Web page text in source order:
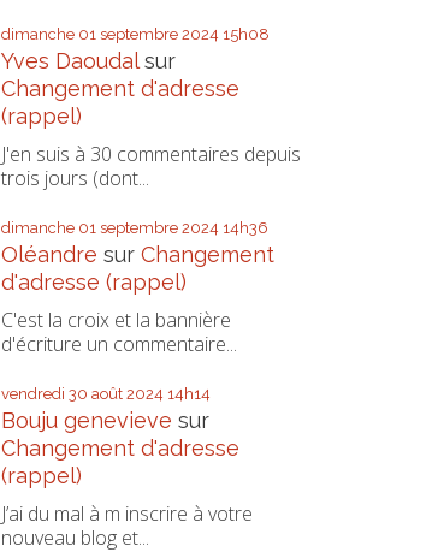
dimanche 01 septembre 2024 15h08
Yves Daoudalsur
Changement d'adresse
(rappel)
J'en suis à 30 commentaires depuis
trois jours (dont...
dimanche 01 septembre 2024 14h36
Oléandre sur Changement
d'adresse (rappel)
C'est la croix et la bannière
d'écriture un commentaire...
vendredi 30 août 2024 14h14
Bouju genevieve sur
Changement d'adresse
(rappel)
J’ai du mal à m inscrire à votre
nouveau blog et...